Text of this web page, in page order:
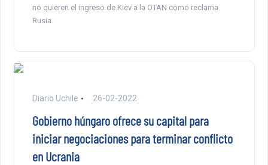
no quieren el ingreso de Kiev a la OTAN como reclama
Rusia.
Diario Uchile 26-02-2022
Gobierno húngaro ofrece su capital para
iniciar negociaciones para terminar conflicto
en Ucrania